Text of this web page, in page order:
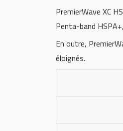
PremierWave XC
Penta-band
En outre,
éloignés.